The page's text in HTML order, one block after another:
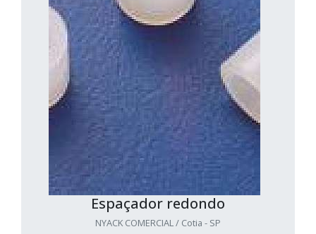
Espaçador redondo
NYACK COMERCIAL / Cotia - SP